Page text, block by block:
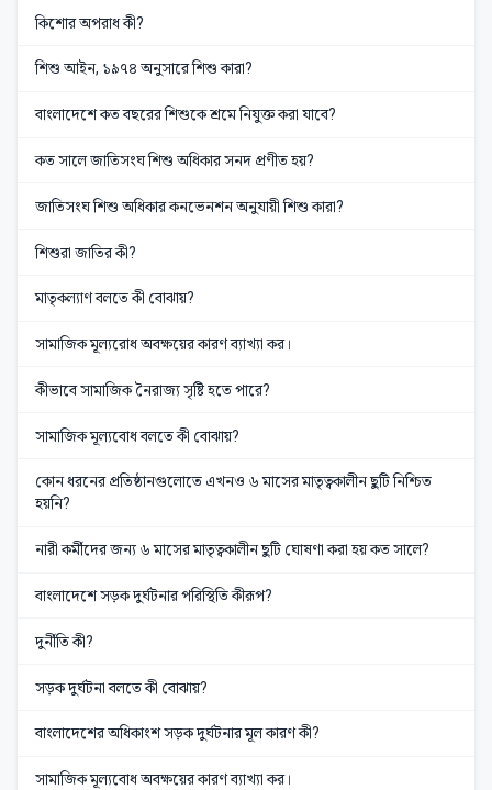
কিশোর অপরাধ কী?
শিশু আইন, ১৯৭৪ অনুসারে শিশু কারা?
বাংলাদেশে কত বছরের শিশুকে শ্রমে নিযুক্ত করা যাবে?
কত সালে জাতিসংঘ শিশু অধিকার সনদ প্রণীত হয়?
জাতিসংঘ শিশু অধিকার কনভেনশন অনুযায়ী শিশু কারা?
শিশুরা জাতির কী?
মাতৃকল্যাণ বলতে কী বোঝায়?
সামাজিক মূল্যরোধ অবক্ষয়ের কারণ ব্যাখ্যা কর।
কীভাবে সামাজিক নৈরাজ্য সৃষ্টি হতে পারে?
সামাজিক মূল্যবোধ বলতে কী বোঝায়?
কোন ধরনের প্রতিষ্ঠানগুলোতে এখনও ৬ মাসের মাতৃত্বকালীন ছুটি নিশ্চিত
হয়নি?
নারী কর্মীদের জন্য ৬ মাসের মাতৃত্বকালীন ছুটি ঘোষণা করা হয় কত সালে?
বাংলাদেশে সড়ক দুর্ঘটনার পরিস্থিতি কীরূপ?
দুর্নীতি কী?
সড়ক দুর্ঘটনা বলতে কী বোঝায়?
বাংলাদেশের অধিকাংশ সড়ক দুর্ঘটনার মূল কারণ কী?
সামাজিক মূল্যবোধ অবক্ষয়ের কারণ ব্যাখ্যা কর।